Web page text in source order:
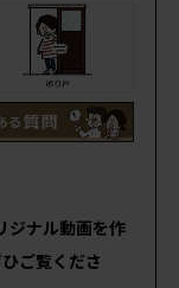
ジナル動画を作
ご覧くださ